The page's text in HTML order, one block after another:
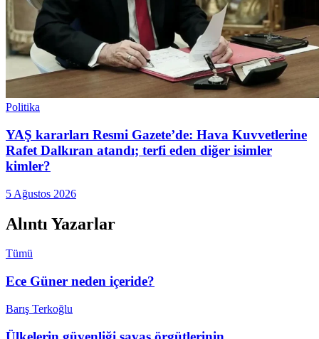
Politika
YAŞ kararları Resmi Gazete’de: Hava Kuvvetlerine
Rafet Dalkıran atandı; terfi eden diğer isimler
kimler?
5 Ağustos 2026
Alıntı Yazarlar
Tümü
Ece Güner neden içeride?
Barış Terkoğlu